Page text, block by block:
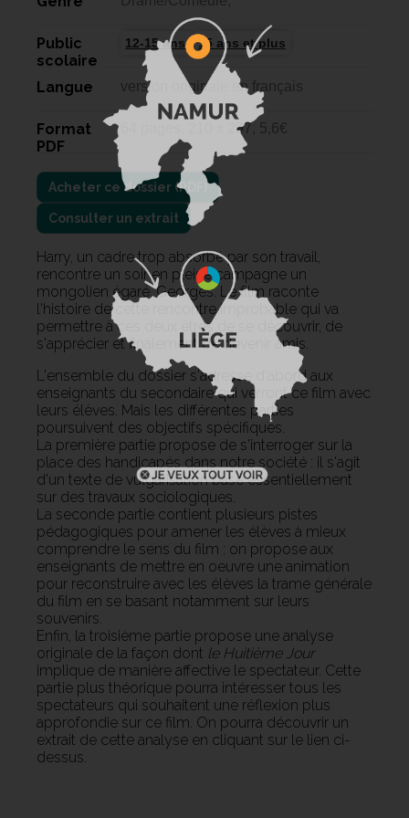
Public
scolaire
12-15 ans 15 ans et plus
Langue version originale en français
Format
PDF
64 pages, 210 x 297, 5,6€
Consulter un extrait
Harry, un cadre trop absorbé par son travail,
rencontre un soir en pleine campagne un
mongolien égaré, Georges. Le film raconte
l'histoire de cette rencontre improbable qui va
permettre à ces deux êtres de se découvrir, de
s'apprécier et finalement de devenir amis.
L'ensemble du dossier s'adresse d'abord aux
enseignants du secondaire qui verront ce film avec
leurs élèves. Mais les différentes parties
poursuivent des objectifs spécifiques.
La première partie propose de s'interroger sur la
place des handicapés dans notre société : il s'agit
d'un texte de vulgarisation basé essentiellement
sur des travaux sociologiques.
La seconde partie contient plusieurs pistes
pédagogiques pour amener les élèves à mieux
comprendre le sens du film : on propose aux
enseignants de mettre en oeuvre une animation
pour reconstruire avec les élèves la trame générale
du film en se basant notamment sur leurs
souvenirs.
Enfin, la troisième partie propose une analyse
originale de la façon dont le Huitième Jour
implique de manière affective le spectateur. Cette
partie plus théorique pourra intéresser tous les
spectateurs qui souhaitent une réflexion plus
approfondie sur ce film. On pourra découvrir un
extrait de cette analyse en cliquant sur le lien ci-
dessus.